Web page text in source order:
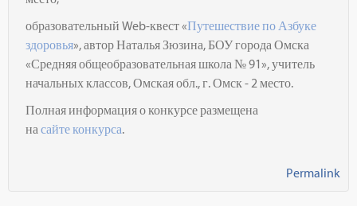
образовательный Web-квест «Путешествие по Азбуке
здоровья», автор НатальяЗюзина,БОУ города Омска
«Средняя общеобразовательная школа № 91», учитель
начальных классов, Омская обл., г. Омск - 2 место.
Полная информация о конкурсе размещена
на сайтеконкурса.
Permalink